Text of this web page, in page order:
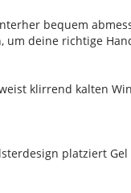
bequem
deine richtige
klirrend kalten
platziert